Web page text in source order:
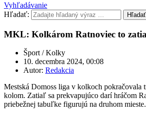
Vyhľadávanie
Hľadať:
Hľadať
MKL: Kolkárom Ratnoviec to
Šport / Kolky
10. decembra 2024, 00:08
Autor: Redakcia
Mestská Domoss liga v kolkoch pokračovala
kolom. Zatiaľ sa prekvapujúco darí hráčom
priebežnej tabuľke figurujú na druhom mieste.